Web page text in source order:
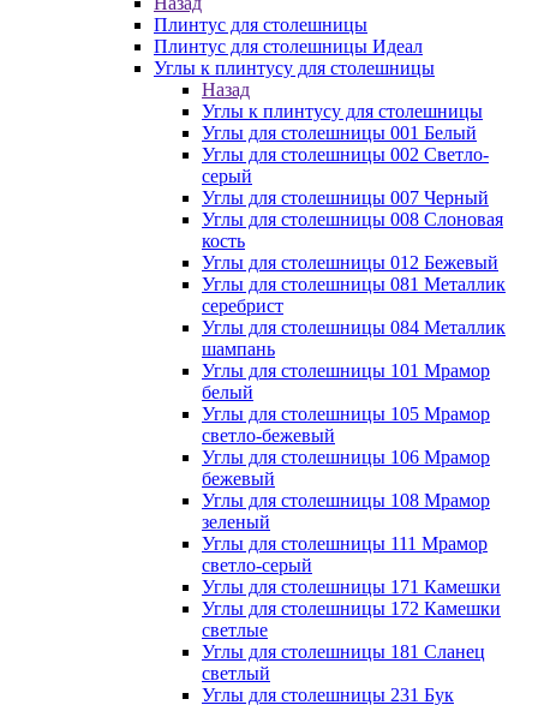
Плинтус для столешницы
Плинтус для столешницы Идеал
Углы к плинтусу для столешницы
Назад
Углы к плинтусу для столешницы
Углы для столешницы 001 Белый
Углы для столешницы 002 Светло-
серый
Углы для столешницы 007 Черный
Углы для столешницы 008 Слоновая
кость
Углы для столешницы 012 Бежевый
Углы для столешницы 081 Металлик
серебрист
Углы для столешницы 084 Металлик
шампань
Углы для столешницы 101 Мрамор
белый
Углы для столешницы 105 Мрамор
светло-бежевый
Углы для столешницы 106 Мрамор
бежевый
Углы для столешницы 108 Мрамор
зеленый
Углы для столешницы 111 Мрамор
светло-серый
Углы для столешницы 171 Камешки
Углы для столешницы 172 Камешки
светлые
Углы для столешницы 181 Сланец
светлый
Углы для столешницы 231 Бук